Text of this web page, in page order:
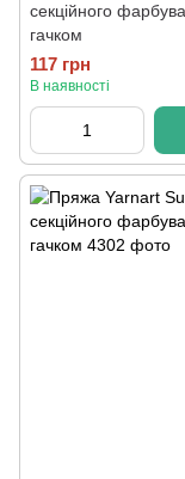
секційного
гачком
117 грн
В наявності